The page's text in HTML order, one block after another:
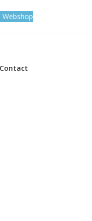
Webshop
Contact